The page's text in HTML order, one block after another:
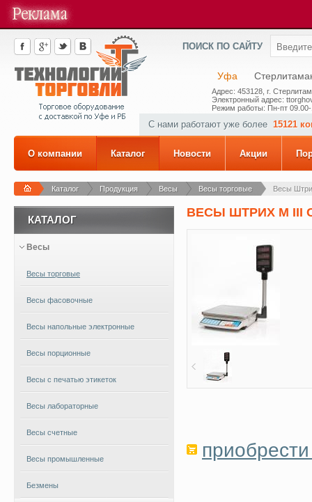
ПОИСК ПО САЙТУ
Уфа
Адрес: 453128, г.
Электронный адрес:
Режим работы: Пн-пт
С нами работают уже более 15121
О компании Каталог Новости Акции
Каталог Продукция Весы Весы торговые Весы
ВЕСЫ ШТРИХ M III
КАТАЛОГ
Весы
Весы торговые
Весы фасовочные
Весы напольные электронные
Весы порционные
Весы с печатью этикеток
Весы лабораторные
Весы счетные
Весы промышленные
Безмены